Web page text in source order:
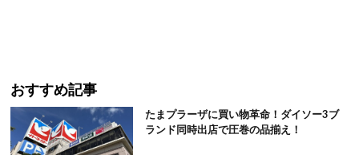
おすすめ記事
たまプラーザに買い物革命！ダイソー3ブ
ランド同時出店で圧巻の品揃え！